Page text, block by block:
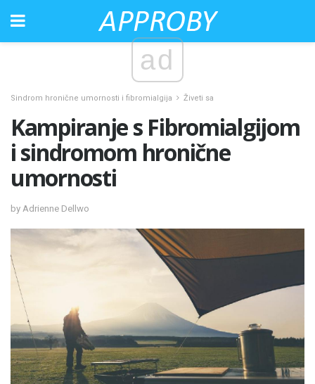
ad
Sindrom hronične umornosti i fibromialgija Živeti sa
Kampiranje s Fibromialgijom
i sindromom hronične
umornosti
by Adrienne Dellwo